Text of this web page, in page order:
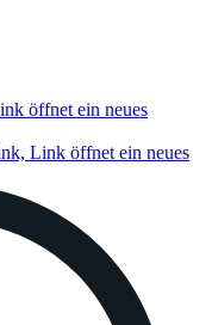
öffnet ein neues
Link öffnet ein neues